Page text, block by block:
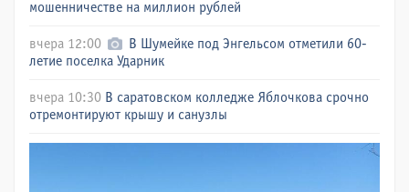
мошенничестве на миллион рублей
вчера 12:00
В Шумейке под Энгельсом отметили 60-
летие поселка Ударник
вчера 10:30 В саратовском колледже Яблочкова срочно
отремонтируют крышу и санузлы